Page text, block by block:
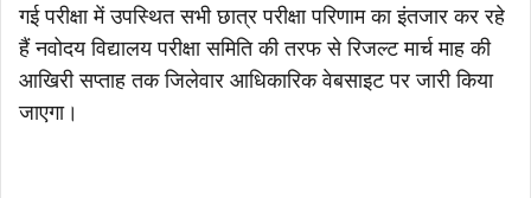
गई परीक्षा में उपस्थित सभी छात्र परीक्षा परिणाम का इंतजार कर रहे
हैं नवोदय विद्यालय परीक्षा समिति की तरफ से रिजल्ट मार्च माह की
आखिरी सप्ताह तक जिलेवार आधिकारिक वेबसाइट पर जारी किया
जाएगा।